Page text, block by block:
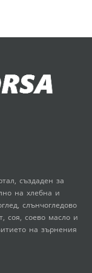
създаден за
на хлебна и
слънчогледово
соя, соево масло и
на зърнения